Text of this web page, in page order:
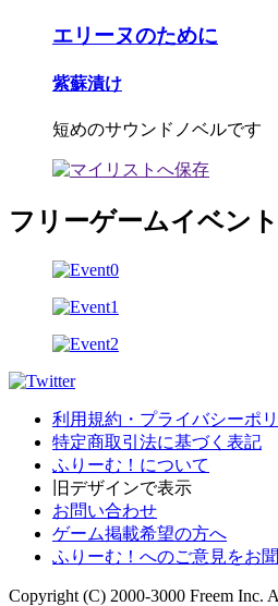
エリーヌのために
紫蘇漬け
短めのサウンドノベルです
フリーゲームイベント
利用規約・プライバシーポ
特定商取引法に基づく表記
ふりーむ！について
旧デザインで表示
お問い合わせ
ゲーム掲載希望の方へ
ふりーむ！へのご意見をお
Copyright (C) 2000-3000 Freem Inc.